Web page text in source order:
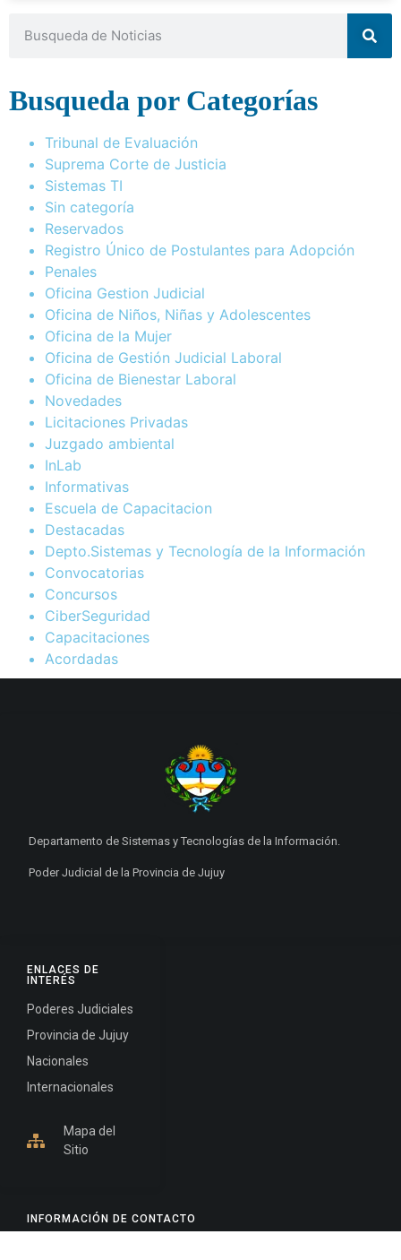
Busqueda por Categorías
Tribunal de Evaluación
Suprema Corte de Justicia
Sistemas TI
Sin categoría
Reservados
Registro Único de Postulantes para Adopción
Penales
Oficina Gestion Judicial
Oficina de Niños, Niñas y Adolescentes
Oficina de la Mujer
Oficina de Gestión Judicial Laboral
Oficina de Bienestar Laboral
Novedades
Licitaciones Privadas
Juzgado ambiental
InLab
Informativas
Escuela de Capacitacion
Destacadas
Depto.Sistemas y Tecnología de la Información
Convocatorias
Concursos
CiberSeguridad
Capacitaciones
Acordadas
INFORMACIÓN DE CONTACTO
ENLACES DE
INTERÉS
Poderes Judiciales
Provincia de Jujuy
Nacionales
Internacionales
Mapa del
Sitio
Departamento de Sistemas y Tecnologías de la Información.
Poder Judicial de la Provincia de Jujuy